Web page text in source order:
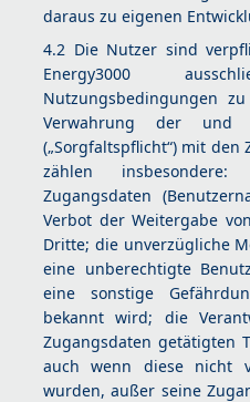
daraus zu eigenen
4.2 Die Nutzer sind
Energy3000
Nutzungsbedingungen
Verwahrung der und
(„Sorgfaltspflicht“) mit den
zählen
Zugangsdaten
Verbot der Weitergabe
Dritte; die unverzügliche
eine unberechtigte
eine sonstige
bekannt wird; die
Zugangsdaten getätigten
auch wenn diese nicht
wurden, außer seine